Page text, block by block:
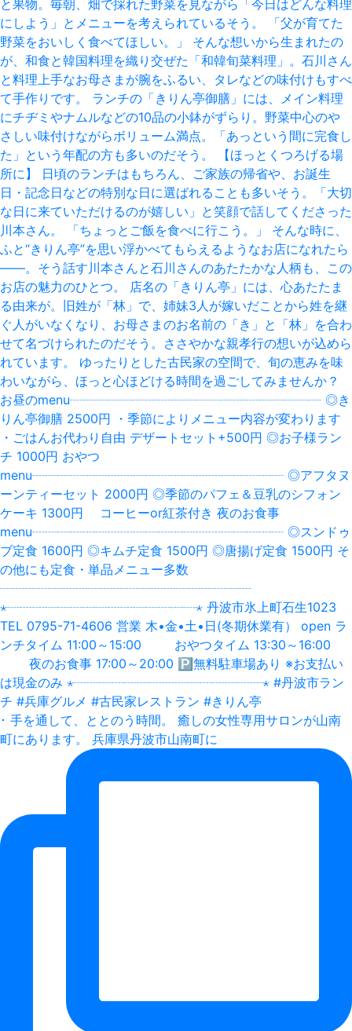
･ 手を通して、ととのう時間。 癒しの女性専用サロンが山南
町にあります。 兵庫県丹波市山南町に